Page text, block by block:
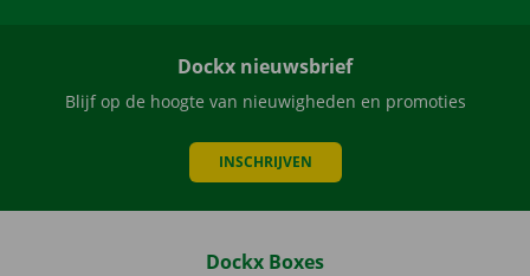
Dockx nieuwsbrief
Blijf op de hoogte van nieuwigheden en promoties
INSCHRIJVEN
Dockx Boxes